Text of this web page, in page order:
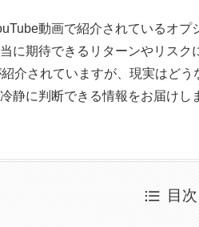
動画で紹介されているオ
に期待できるリターンやリス
介されていますが、現実はど
静に判断できる情報をお届けし
目次